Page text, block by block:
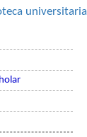
universitaria